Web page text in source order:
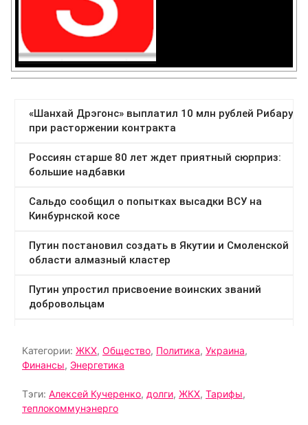
Категории: ЖКХ, Общество, Политика, Украина,
Финансы, Энергетика
Тэги: Алексей Кучеренко, долги, ЖКХ, Тарифы,
теплокоммунэнерго